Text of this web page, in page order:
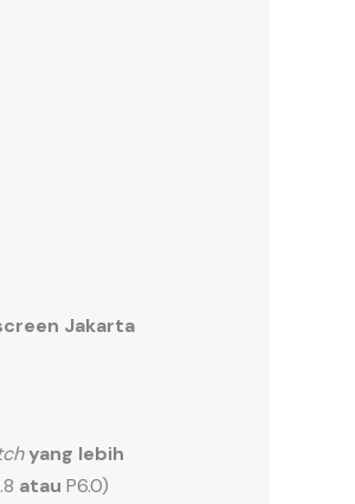
Jakarta
yang lebih
atau P6.0)